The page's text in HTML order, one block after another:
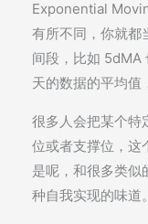
Exponential
有所不同，你就都
间段，比如 5dMA
天的数据的平均值
很多人会把某个特
位或者支撑位，这
是呢，和很多类似
种自我实现的味道